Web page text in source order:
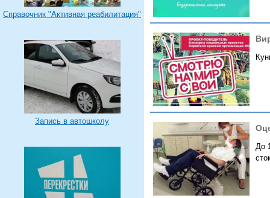
Справочник "Активная реабилитация"
Запись в автошколу
До